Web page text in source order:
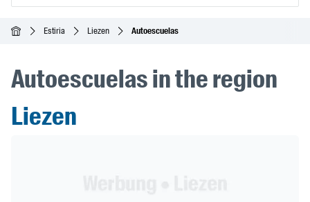
Inicio Estiria Liezen Autoescuelas
Autoescuelas in the region
Liezen